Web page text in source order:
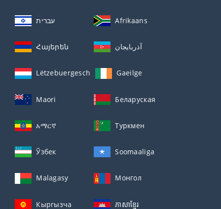
עברית Afrikaans
Հայերեն آذربايجان
Lëtzebuergesch Gaeilge
Maori Беларуская
አማርኛ Туркмен
Ўзбек Soomaaliga
Malagasy Монгол
Кыргызча ភាសាខ្មែរ